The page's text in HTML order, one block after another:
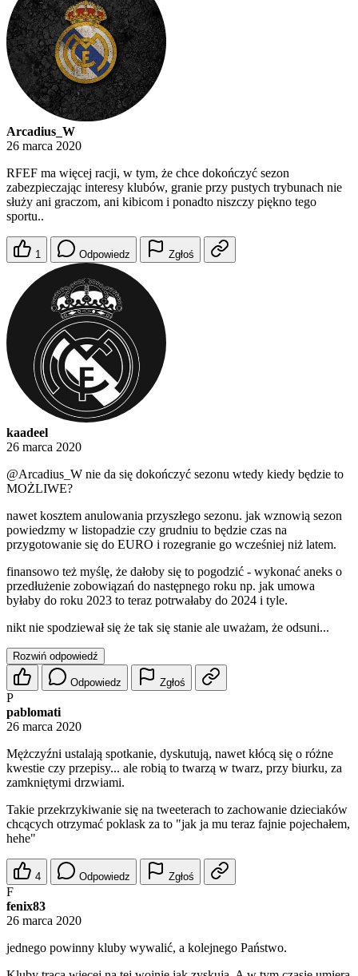
Arcadius_W
26 marca 2020
RFEF ma więcej racji, w tym, że chce dokończyć sezon
zabezpieczając interesy klubów, granie przy pustych trybunach nie
służy ani graczom, ani kibicom i ponadto niszczy piękno tego
sportu..
1 Odpowiedz Zgłoś
kaadeel
26 marca 2020
@Arcadius_W nie da się dokończyć sezonu wtedy kiedy będzie to
MOŻLIWE?
nawet kosztem anulowania przyszłego sezonu. jak wznowią sezon
powiedzmy w listopadzie czy grudniu to będzie czas na
przygotowanie się do EURO i rozegranie go wcześniej niż latem.
finansowo też myślę, że dałoby się to pogodzić - wykonać aneks o
przedłużenie zobowiązań do następnego roku np. jak umowa
byłaby do roku 2023 to teraz potrwałaby do 2024 i tyle.
nikt nie spodziewał się że tak się stanie ale uważam, że odsuni...
Rozwiń odpowiedź
Odpowiedz Zgłoś
P
pablomati
26 marca 2020
Mężczyźni ustalają spotkanie, dyskutują, nawet kłócą się o różne
kwestie czy przepisy... ale robią to twarzą w twarz, przy biurku, za
zamkniętymi drzwiami.
Takie przekrzykiwanie się na tweeterach to zachowanie dzieciaków
chcących otrzymać poklask za to "jak ja mu teraz fajnie pojechałem,
hehe"
4 Odpowiedz Zgłoś
F
fenix83
26 marca 2020
jednego powinny kluby wywalić, a kolejnego Państwo.